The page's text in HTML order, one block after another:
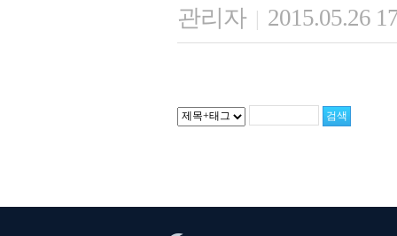
관리자 | 2015.05.26